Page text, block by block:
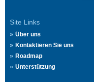
Site Links
Über uns
Kontaktieren Sie uns
Roadmap
Unterstützung